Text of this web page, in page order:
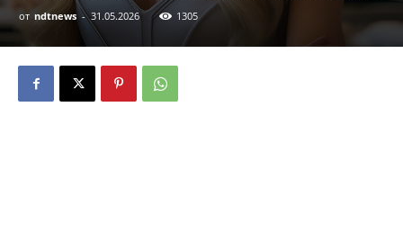
от ndtnews - 31.05.2026 1305